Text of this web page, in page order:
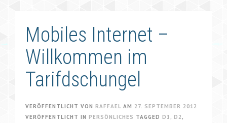
Mobiles Internet –
Willkommen im
Tarifdschungel
VERÖFFENTLICHT VON RAFFAEL AM 27. SEPTEMBER 2012
VERÖFFENTLICHT IN PERSÖNLICHES TAGGED D1 , D2 ,